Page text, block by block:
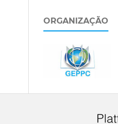
ORGANIZAÇÃO